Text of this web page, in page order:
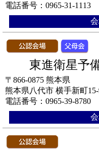
電話番号：0965-31-1113
東進衛星予
〒866-0875 熊本県
熊本県八代市 横手新町
電話番号：0965-39-8780